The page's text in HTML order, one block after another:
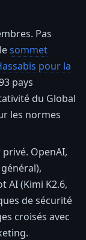
Pas
sommet
pour la
pays
du Global
les normes
OpenAI,
AI (Kimi K2.6,
de sécurité
croisés avec